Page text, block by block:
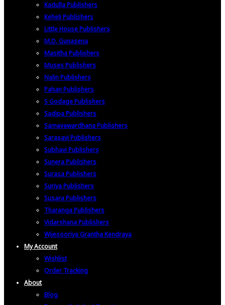
Kadulla Publishers
Keheli Publishers
Little House Publishers
M.D. Gunasena
Masitha Publishers
Muses Publishers
Nalin Publishers
Pahan Publishers
S Godage Publishers
Sadipa Publishers
Samayawardhana Publishers
Sarasavi Publishers
Subhavi Publishers
Sunera Publishers
Surasa Publishers
Suriya Publishers
Susara Publishers
Tharanga Publishers
Vidarshana Publishers
Wijesooriya Grantha Kendraya
My Account
Wishlist
Order Tracking
About
Blog